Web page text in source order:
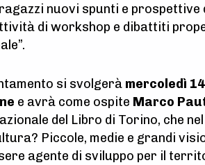
nuovi spunti e prospettive
di workshop e dibattiti
si svolgerà mercoledì
e avrà come ospite Marco
del Libro di Torino, che
Piccole, medie e grandi
agente di sviluppo per il